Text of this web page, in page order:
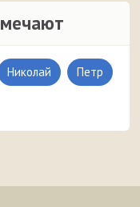
Николай Петр